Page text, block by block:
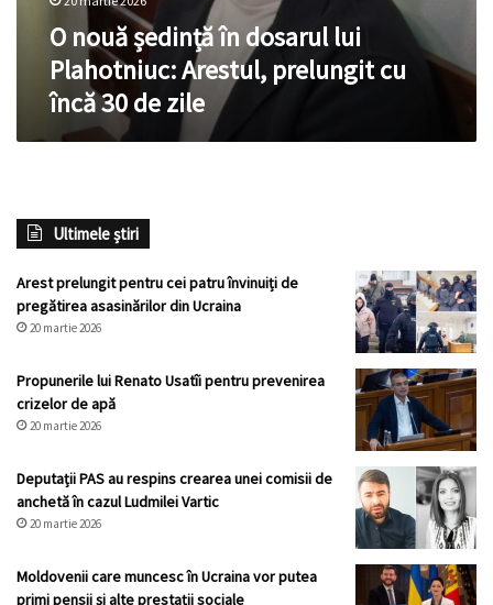
O nouă ședință în dosarul lui
Plahotniuc: Arestul, prelungit cu
încă 30 de zile
Ultimele știri
Arest prelungit pentru cei patru învinuiți de
pregătirea asasinărilor din Ucraina
20 martie 2026
Propunerile lui Renato Usatîi pentru prevenirea
crizelor de apă
20 martie 2026
Deputații PAS au respins crearea unei comisii de
anchetă în cazul Ludmilei Vartic
20 martie 2026
Moldovenii care muncesc în Ucraina vor putea
primi pensii și alte prestații sociale